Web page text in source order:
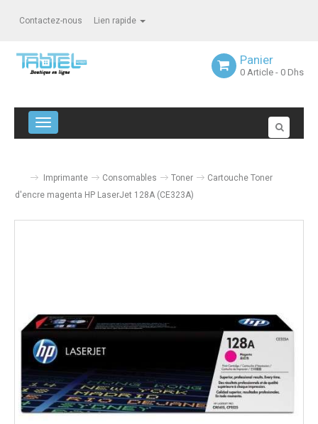
Contactez-nous Lien rapide
Panier
0 Article - 0 Dhs
Navigation bascule
Imprimante Consomables Toner
Cartouche Toner
d'encre magenta HP LaserJet 128A (CE323A)